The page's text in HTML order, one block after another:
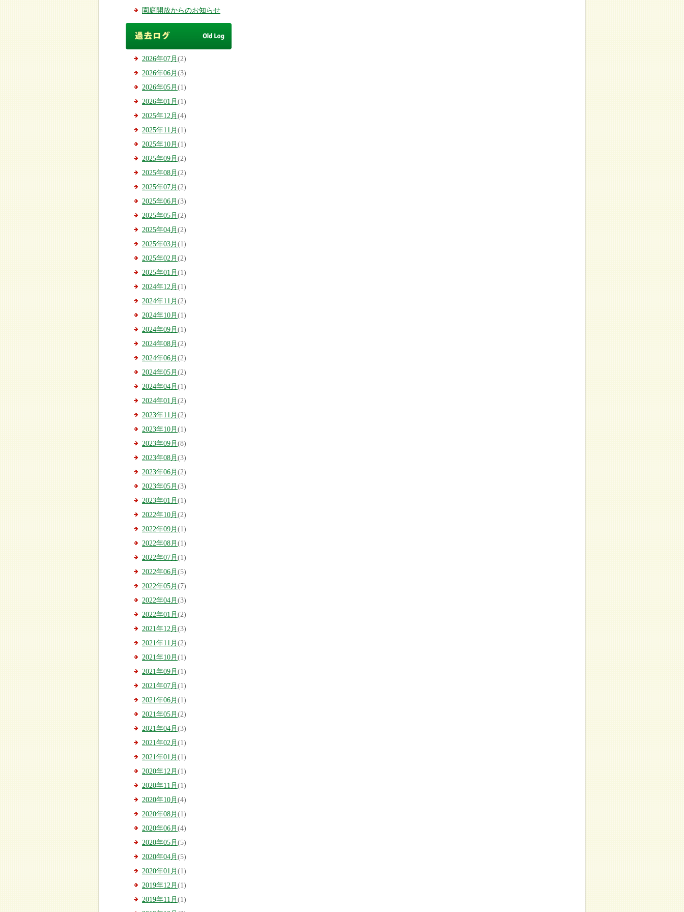
園庭開放からのお知らせ
2026年07月 (2)
2026年06月 (3)
2026年05月 (1)
2026年01月 (1)
2025年12月 (4)
2025年11月 (1)
2025年10月 (1)
2025年09月 (2)
2025年08月 (2)
2025年07月 (2)
2025年06月 (3)
2025年05月 (2)
2025年04月 (2)
2025年03月 (1)
2025年02月 (2)
2025年01月 (1)
2024年12月 (1)
2024年11月 (2)
2024年10月 (1)
2024年09月 (1)
2024年08月 (2)
2024年06月 (2)
2024年05月 (2)
2024年04月 (1)
2024年01月 (2)
2023年11月 (2)
2023年10月 (1)
2023年09月 (8)
2023年08月 (3)
2023年06月 (2)
2023年05月 (3)
2023年01月 (1)
2022年10月 (2)
2022年09月 (1)
2022年08月 (1)
2022年07月 (1)
2022年06月 (5)
2022年05月 (7)
2022年04月 (3)
2022年01月 (2)
2021年12月 (3)
2021年11月 (2)
2021年10月 (1)
2021年09月 (1)
2021年07月 (1)
2021年06月 (1)
2021年05月 (2)
2021年04月 (3)
2021年02月 (1)
2021年01月 (1)
2020年12月 (1)
2020年11月 (1)
2020年10月 (4)
2020年08月 (1)
2020年06月 (4)
2020年05月 (5)
2020年04月 (5)
2020年01月 (1)
2019年12月 (1)
2019年11月 (1)